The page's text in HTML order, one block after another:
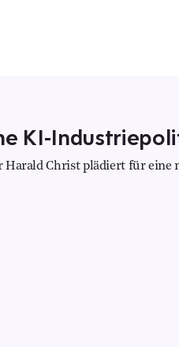
KI-
Harald Christ plädiert für